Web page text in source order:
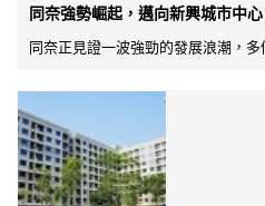
同奈強勢崛起，邁向新興城市中心
同奈正見證一波強勁的發展浪潮，